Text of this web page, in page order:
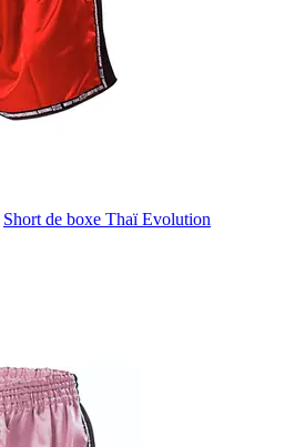
Short de boxe Thaï Evolution